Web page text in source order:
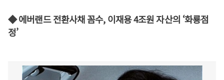
◆ 에버랜드 전환사채 꼼수, 이재용 4조원 자산의 ‘화룡점
정’